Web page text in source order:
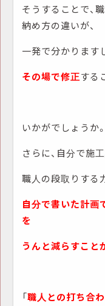
そうすることで、
納め方の違いが、
一発で分かります
その場で修正する
いかがでしょうか。
さらに、自分で施
職人の段取りする
自分で書いた計画
を
うんと減らすこと
「職人との打ち合